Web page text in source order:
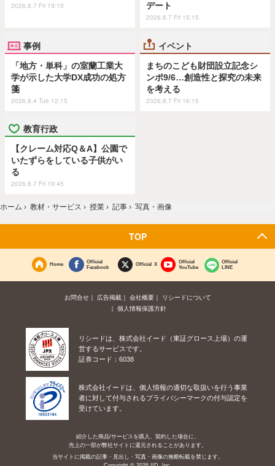
2026.8.7 Fri 19:15
デート
2026.8.7 Fri 15:15
事例
「地方・単科」の室蘭工業大
学が示した大学DX成功の処方
箋
2026.8.4 Tue 12:15
イベント
まちのこども財団設立記念シ
ンポ9/6…創造性と探究の未来
を考える
2026.8.7 Fri 16:15
教育行政
【クレーム対応Q＆A】公園で
いたずらをしている子供がい
る
2026.8.7 Fri 19:45
ホーム › 教材・サービス › 授業 › 記事 › 写真・画像
TOP
Home
Official
Facebook
Official X
Official
YouTube
Official
LINE
お問合せ 広告掲載 会社概要
リシードについて
個人情報保護方針
リシードは、株式会社イード（東証グロース上場）の運
営するサービスです。
証券コード：6038
株式会社イードは、個人情報の適切な取扱いを行う事業
者に対して付与されるプライバシーマークの付与認定を
受けています。
紹介した商品/サービスを購入、契約した場合に、
売上の一部が弊社サイトに還元されることがあります。
当サイトに掲載の記事・見出し・写真・画像の無断転載を禁じます。